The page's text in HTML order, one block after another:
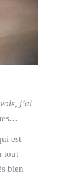
j’ai
est
tout
bien